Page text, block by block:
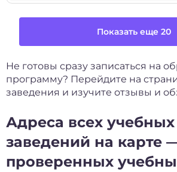
Показать еще 20
Не готовы сразу записаться на
программу? Перейдите на
заведения и изучите отзывы и
Адреса всех учебных
заведений на карте
проверенных